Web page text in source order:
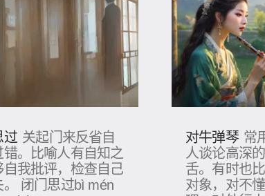
过 关起门来反省自
错。比喻人有自知之
自我批评，检查自己
。 闭门思过bì mén
对牛弹琴 常
人谈论高深
舌。有时也
对象，对不